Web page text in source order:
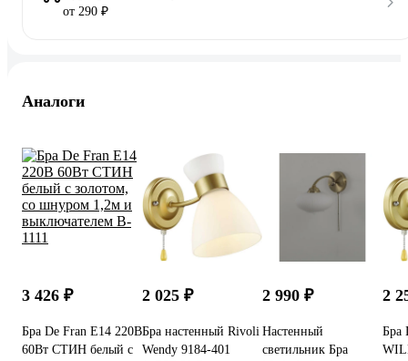
от 290 ₽
Аналоги
3 426 ₽
Бра De Fran Е14 220В
60Вт СТИН белый с
2 025 ₽
Бра настенный Rivoli
Wendy 9184-401
2 990 ₽
Настенный
светильник Бра
2
Бра